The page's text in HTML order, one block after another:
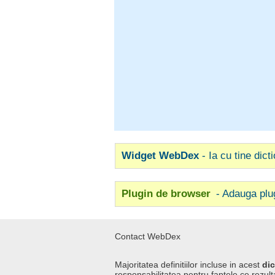
Widget WebDex - Ia cu tine
Plugin de browser - Adauga
Contact WebDex
Majoritatea definitiilor incluse in acest